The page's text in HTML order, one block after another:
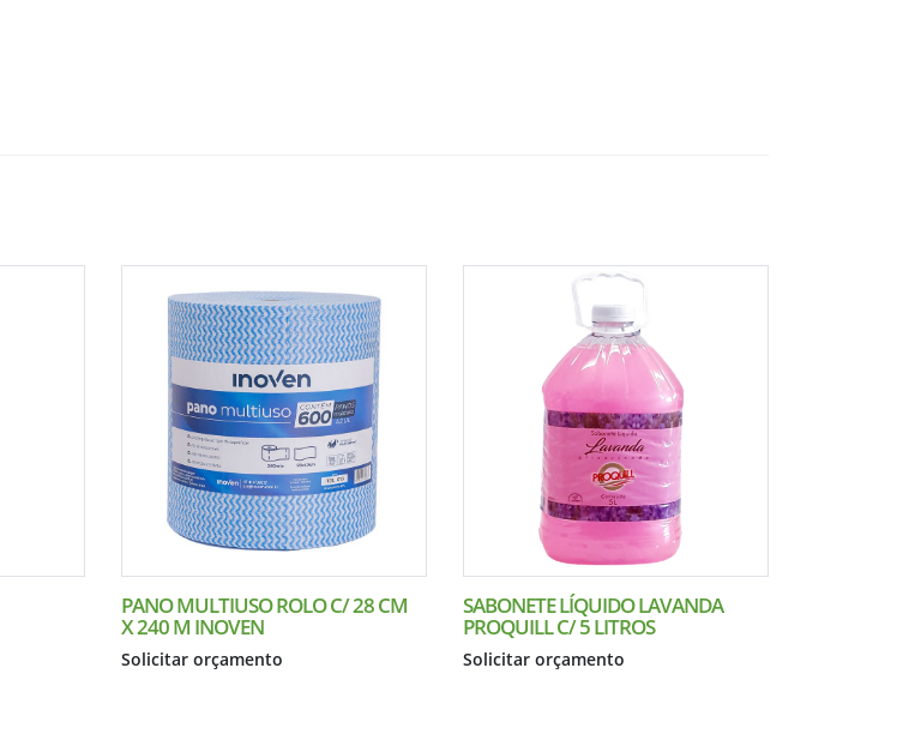
PANO MULTIUSO ROLO C/ 28 CM
X 240 M INOVEN
Solicitar orçamento
SABONETE LÍQUIDO LAVANDA
PROQUILL C/ 5 LITROS
Solicitar orçamento